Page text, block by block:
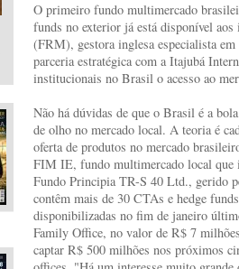
O primeiro fundo multimercado
funds no exterior já está disponível
(FRM), gestora inglesa especialista
parceria estratégica com a Itajubá
institucionais no Brasil o acesso ao
Não há dúvidas de que o Brasil é a
de olho no mercado local. A teoria é
oferta de produtos no mercado
FIM IE, fundo multimercado local que
Fundo Principia TR-S 40 Ltd., gerido
contêm mais de 30 CTAs e hedge
disponibilizadas no fim de janeiro
Family Office, no valor de R$ 7
captar R$ 500 milhões nos próximos